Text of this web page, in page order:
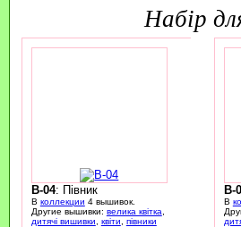
набір
B-04: Півник
В коллекции 4 вышивок.
Другие вышивки: велика квітка
дитячі вишивки
квіти
півники
B-
В